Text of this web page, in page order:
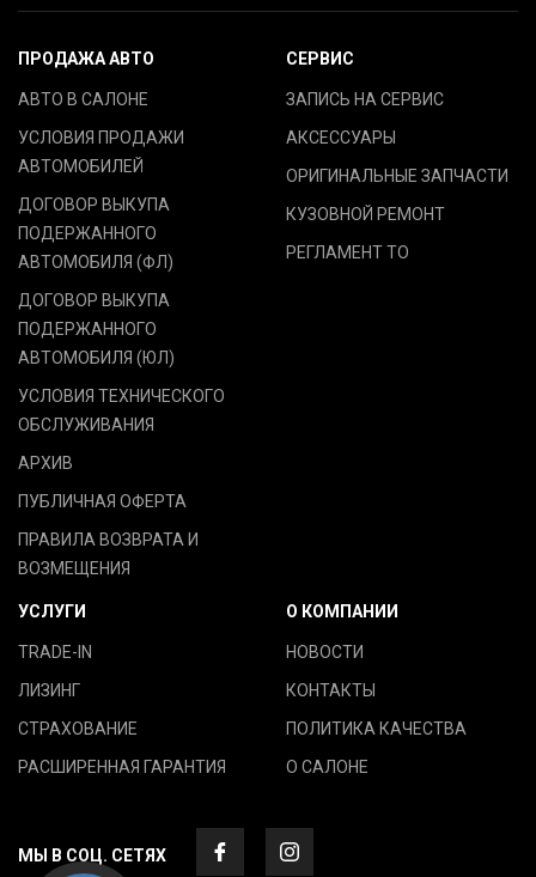
ПРОДАЖА АВТО
АВТО В САЛОНЕ
УСЛОВИЯ ПРОДАЖИ
АВТОМОБИЛЕЙ
ДОГОВОР ВЫКУПА
ПОДЕРЖАННОГО
АВТОМОБИЛЯ (ФЛ)
ДОГОВОР ВЫКУПА
ПОДЕРЖАННОГО
АВТОМОБИЛЯ (ЮЛ)
УСЛОВИЯ ТЕХНИЧЕСКОГО
ОБСЛУЖИВАНИЯ
АРХИВ
ПУБЛИЧНАЯ ОФЕРТА
ПРАВИЛА ВОЗВРАТА И
ВОЗМЕЩЕНИЯ
СЕРВИС
ЗАПИСЬ НА СЕРВИС
АКСЕССУАРЫ
ОРИГИНАЛЬНЫЕ ЗАПЧАСТИ
КУЗОВНОЙ РЕМОНТ
РЕГЛАМЕНТ ТО
УСЛУГИ
TRADE-IN
ЛИЗИНГ
СТРАХОВАНИЕ
РАСШИРЕННАЯ ГАРАНТИЯ
О КОМПАНИИ
НОВОСТИ
КОНТАКТЫ
ПОЛИТИКА КАЧЕСТВА
О САЛОНЕ
МЫ В СОЦ. СЕТЯХ